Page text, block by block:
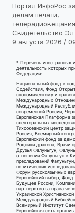
Портал ИнфоРос
делам печати,
Свидетельство
9 августа 2026 /